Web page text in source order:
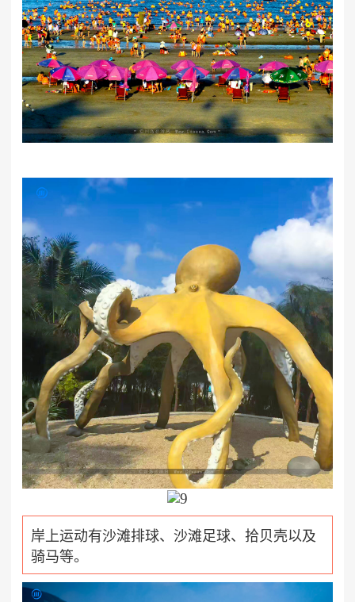
岸上运动有沙滩排球、沙滩足球、拾贝壳以及
骑马等。